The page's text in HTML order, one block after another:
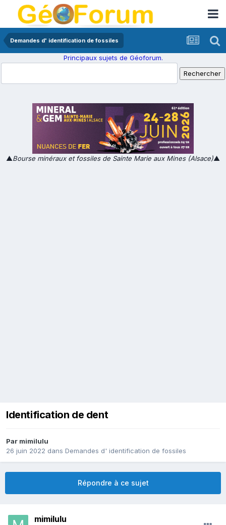
Demandes d' identification de fossiles
Principaux sujets de Géoforum.
▲Bourse minéraux et fossiles de Sainte Marie aux Mines (Alsace)▲
Identification de dent
Par mimilulu
26 juin 2022 dans Demandes d' identification de fossiles
Répondre à ce sujet
mimilulu